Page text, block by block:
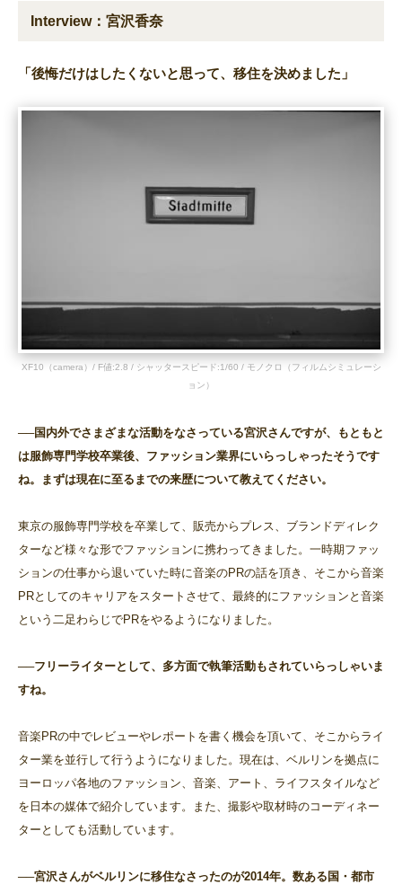
Interview：宮沢香奈
「後悔だけはしたくないと思って、移住を決めました」
XF10（camera）/ F値:2.8 / シャッタースピード:1/60 / モノクロ（フィルムシミュレーシ
ョン）
──国内外でさまざまな活動をなさっている宮沢さんですが、もともと
は服飾専門学校卒業後、ファッション業界にいらっしゃったそうです
ね。まずは現在に至るまでの来歴について教えてください。
東京の服飾専門学校を卒業して、販売からプレス、ブランドディレク
ターなど様々な形でファッションに携わってきました。一時期ファッ
ションの仕事から退いていた時に音楽のPRの話を頂き、そこから音楽
PRとしてのキャリアをスタートさせて、最終的にファッションと音楽
という二足わらじでPRをやるようになりました。
──フリーライターとして、多方面で執筆活動もされていらっしゃいま
すね。
音楽PRの中でレビューやレポートを書く機会を頂いて、そこからライ
ター業を並行して行うようになりました。現在は、ベルリンを拠点に
ヨーロッパ各地のファッション、音楽、アート、ライフスタイルなど
を日本の媒体で紹介しています。また、撮影や取材時のコーディネー
ターとしても活動しています。
──宮沢さんがベルリンに移住なさったのが2014年。数ある国・都市